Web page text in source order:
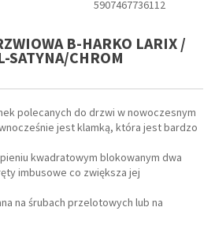
5907467736112
B-HARKO LARIX /
SATYNA/CHROM
polecanych do drzwi w nowoczesnym
jest klamką, która jest bardzo
kwadratowym blokowanym dwa
imbusowe co zwiększa jej
na śrubach przelotowych lub na